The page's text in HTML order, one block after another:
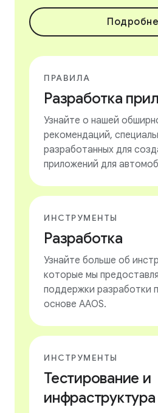
ПРАВИЛА
Разработка
Узнайте о нашей
рекомендаций,
разработанных для
приложений для
ИНСТРУМЕНТЫ
Разработка
Узнайте больше об
которые мы
поддержки разработки
основе AAOS.
ИНСТРУМЕНТЫ
Тестирование и
инфраструктура